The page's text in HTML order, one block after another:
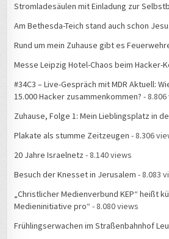
Stromladesäulen mit Einladung zur
Am Bethesda-Teich stand auch schon
Rund um mein Zuhause gibt es
Messe Leipzig Hotel-Chaos beim Hacker-
#34C3 – Live-Gespräch mit MDR Aktuell:
15.000 Hacker zusammenkommen? -
Zuhause, Folge 1: Mein Lieblingsplatz in
Plakate als stumme Zeitzeugen - 8.306
20 Jahre Israelnetz - 8.140 views
Besuch der Knesset in Jerusalem - 8.083
„Christlicher Medienverbund KEP“ heißt
Medieninitiative pro“ - 8.080 views
Frühlingserwachen im Straßenbahnhof